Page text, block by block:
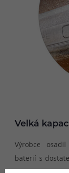
Velká
Výrobce
baterií s